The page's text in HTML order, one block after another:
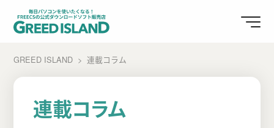
GREED ISLAND 連載コラム
連載コラム